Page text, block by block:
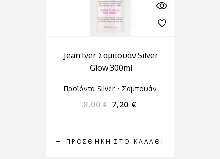
ΠΡΟΣΘΉΚΗ ΣΤΟ ΚΑΛΆΘΙ
Jean Iver Σαμπουάν Silver
Glow 300ml
Προϊόντα Silver• Σαμπουάν
8,00€ 7,20 €